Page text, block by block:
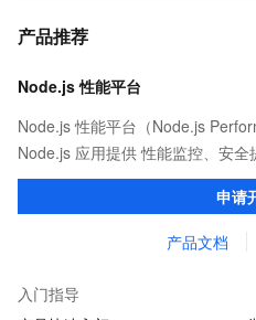
产品推荐
Node.js 性能平台
Node.js 性能平台（Node.js
Node.js 应用提供 性能监控、安
务的整体性解决方案。提供完善
申请
产品文档
入门指导